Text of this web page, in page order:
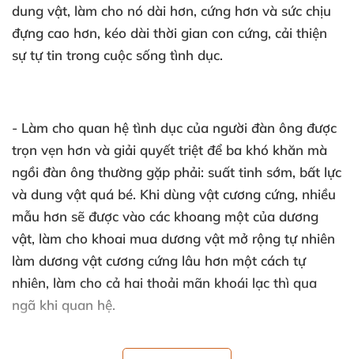
dung vật, làm cho nó dài hơn, cứng hơn và sức chịu
đựng cao hơn, kéo dài thời gian con cứng, cải thiện
sự tự tin trong cuộc sống tình dục.
- Làm cho quan hệ tình dục của người đàn ông được
trọn vẹn hơn và giải quyết triệt để ba khó khăn mà
ngồi đàn ông thường gặp phải: suất tinh sớm, bất lực
và dung vật quá bé. Khi dùng vật cương cứng, nhiều
mẫu hơn sẽ được vào các khoang một của dương
vật, làm cho khoai mua dương vật mở rộng tự nhiên
làm dương vật cương cứng lâu hơn một cách tự
nhiên, làm cho cả hai thoải mãn khoái lạc thì qua
ngã khi quan hệ.